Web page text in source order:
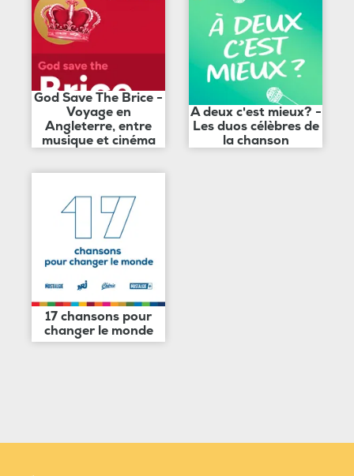
God Save The Brice -
Voyage en
Angleterre, entre
musique et cinéma
A deux c'est mieux? -
Les duos célèbres de
la chanson
17 chansons pour
changer le monde